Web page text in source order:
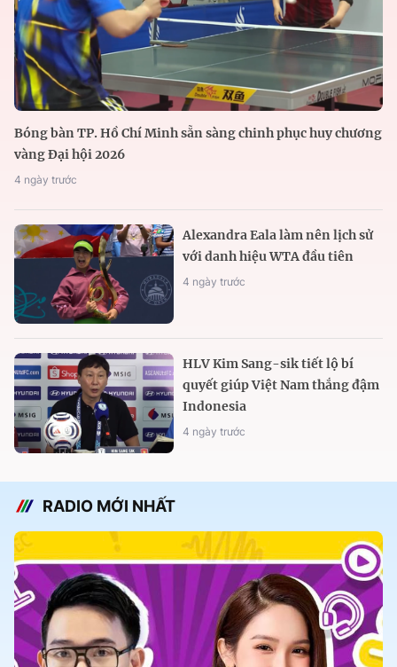
Bóng bàn TP. Hồ Chí Minh sẵn sàng chinh phục huy chương
vàng Đại hội 2026
4 ngày trước
Alexandra Eala làm nên lịch sử
với danh hiệu WTA đầu tiên
4 ngày trước
HLV Kim Sang-sik tiết lộ bí
quyết giúp Việt Nam thắng đậm
Indonesia
4 ngày trước
RADIO MỚI NHẤT